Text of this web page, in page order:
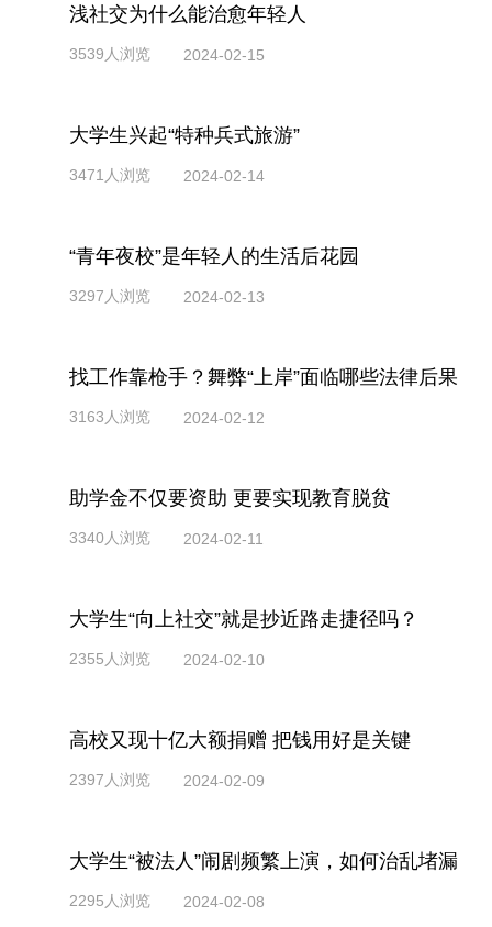
浅社交为什么能治愈年轻人
3539人浏览 2024-02-15
大学生兴起“特种兵式旅游”
3471人浏览 2024-02-14
“青年夜校”是年轻人的生活后花园
3297人浏览 2024-02-13
找工作靠枪手？舞弊“上岸”面临哪些法律后果
3163人浏览 2024-02-12
助学金不仅要资助 更要实现教育脱贫
3340人浏览 2024-02-11
大学生“向上社交”就是抄近路走捷径吗？
2355人浏览 2024-02-10
高校又现十亿大额捐赠 把钱用好是关键
2397人浏览 2024-02-09
大学生“被法人”闹剧频繁上演，如何治乱堵漏
2295人浏览 2024-02-08